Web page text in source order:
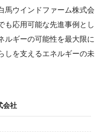
馬ウインドファーム株式会
も応用可能な先進事例とし
ルギーの可能性を最大限に
しを支えるエネルギーの未
会社